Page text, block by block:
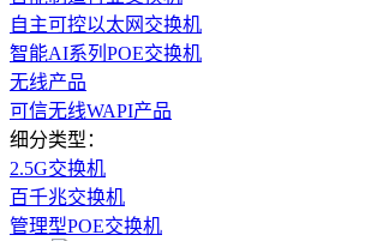
自主可控以太网交换机
智能AI系列POE交换机
无线产品
可信无线WAPI产品
细分类型：
2.5G交换机
百千兆交换机
管理型POE交换机